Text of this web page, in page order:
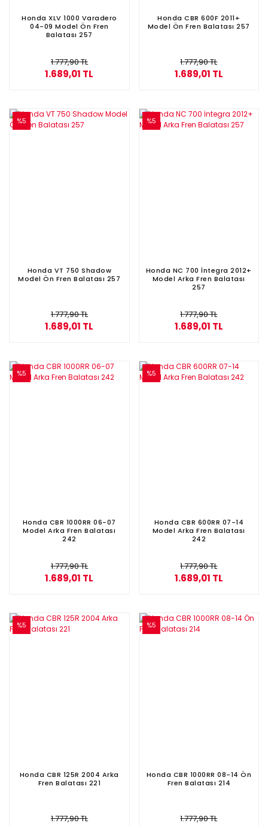
Honda XLV 1000 Varadero
04-09 Model Ön Fren
Balatası 257
1.777,90 TL
1.689,01 TL
Honda CBR 600F 2011+
Model Ön Fren Balatası 257
1.777,90 TL
1.689,01 TL
%5
Honda VT 750 Shadow
Model Ön Fren Balatası 257
1.777,90 TL
1.689,01 TL
%5
Honda NC 700 İntegra 2012+
Model Arka Fren Balatası
257
1.777,90 TL
1.689,01 TL
%5
Honda CBR 1000RR 06-07
Model Arka Fren Balatası
242
1.777,90 TL
1.689,01 TL
%5
Honda CBR 600RR 07-14
Model Arka Fren Balatası
242
1.777,90 TL
1.689,01 TL
%5
Honda CBR 125R 2004 Arka
Fren Balatası 221
1.777,90 TL
%5
Honda CBR 1000RR 08-14 Ön
Fren Balatası 214
1.777,90 TL